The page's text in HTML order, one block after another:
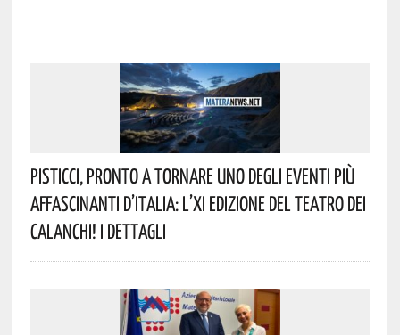
Pisticci, Pronto A Tornare Uno Degli Eventi Più
Affascinanti D’Italia: L’XI Edizione Del Teatro Dei
Calanchi! I Dettagli